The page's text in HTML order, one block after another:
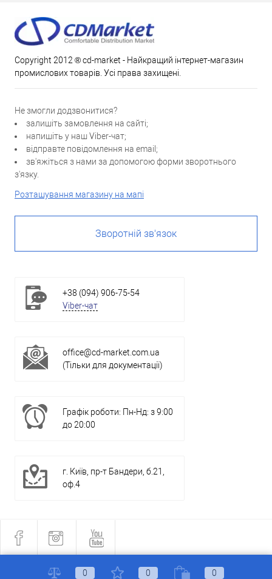
Copyright 2012 ® cd-market - Найкращий інтернет-магазин
промислових товарів. Усі права захищені.
Не змогли додзвонитися?
залишіть замовлення на сайті;
напишіть у наш Viber-чат;
відправте повідомлення на email;
зв'яжіться з нами за допомогою форми зворотнього
з'язку.
Розташування магазину на мапі
Зворотній зв'язок
+38 (094) 906-75-54
Viber-чат
office@cd-market.com.ua
(Тільки для документації)
Графік роботи: Пн-Нд: з 9:00
до 20:00
г. Київ, пр-т Бандери, б.21,
оф.4
0 0 0